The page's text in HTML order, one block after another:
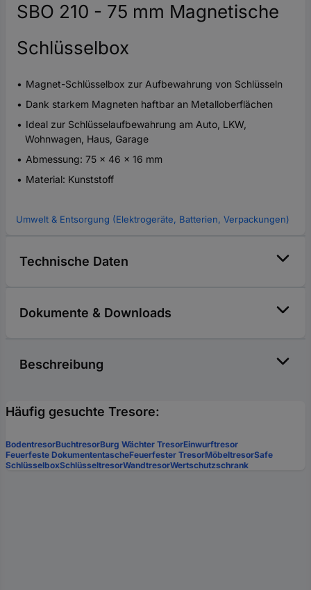
SBO 210 - 75 mm Magnetische
Schlüsselbox
Magnet-Schlüsselbox zur Aufbewahrung von Schlüsseln
Dank starkem Magneten haftbar an Metalloberflächen
Ideal zur Schlüsselaufbewahrung am Auto, LKW,
Wohnwagen, Haus, Garage
Abmessung: 75 x 46 x 16 mm
Material: Kunststoff
Umwelt & Entsorgung (Elektrogeräte, Batterien, Verpackungen)
Technische Daten
Dokumente & Downloads
Beschreibung
Häufig gesuchte Tresore:
BodentresorBuchtresorBurg Wächter TresorEinwurftresor
Feuerfeste DokumententascheFeuerfester TresorMöbeltresorSafe
SchlüsselboxSchlüsseltresorWandtresorWertschutzschrank